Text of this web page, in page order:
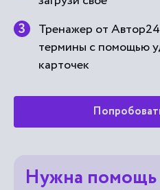
Тренажер от
термины с помощью
карточек
Нужна помощь